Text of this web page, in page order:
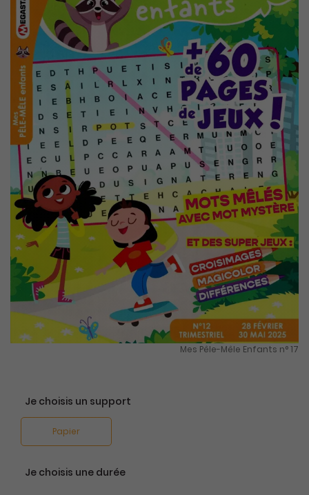
Mes Pêle-Mêle Enfants n° 17
Je choisis un support
Papier
Je choisis une durée